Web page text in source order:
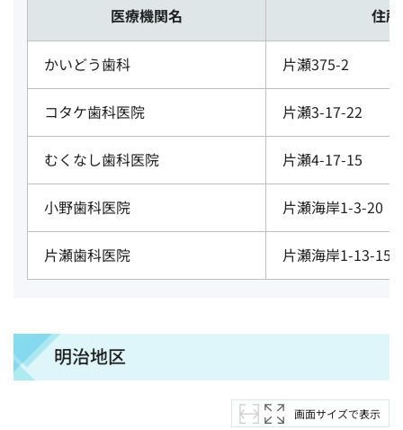
医療機関名 住所
かいどう歯科 片瀬375-2
コタケ歯科医院 片瀬3-17-22
むくなし歯科医院 片瀬4-17-15
小野歯科医院 片瀬海岸1-3-20
片瀬歯科医院 片瀬海岸1-13-
明治地区
画面サイズで表示